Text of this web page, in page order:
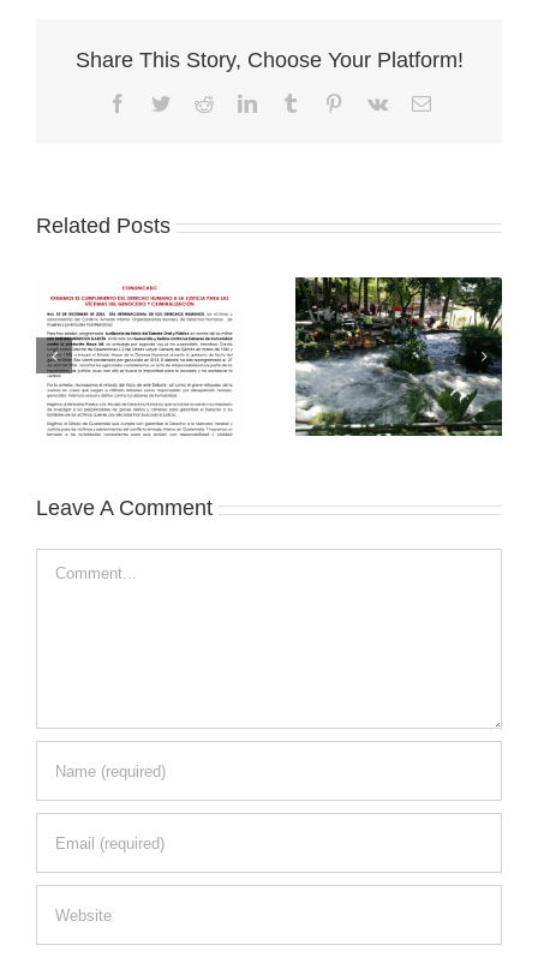
Share This Story, Choose Your Platform!
Facebook
TwitterRedditLinkedInTumblr Pinterest
Vk Email
Related Posts
Leave A Comment